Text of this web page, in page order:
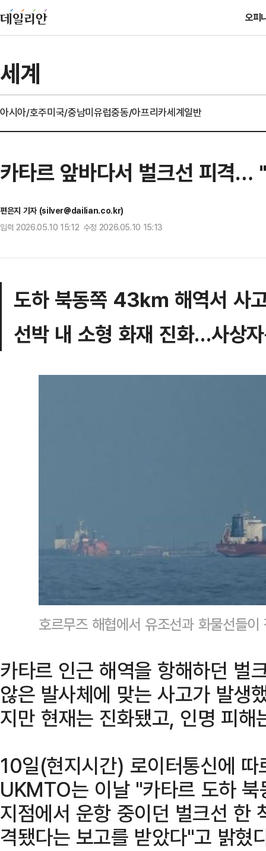
오피
세계
아시아/호주미국/중남미유럽중동/아프리카세계일반
카타르 앞바다서 벌크선 피격…
편은지 기자 (silver@dailian.co.kr)
입력 2026.05.10 15:12 수정 2026.05.10 15:13
도하 북동쪽 43㎞ 해역서 사
선박 내 소형 화재 진화…사상
호르무즈 해협에서 유조선과 화물선들
카타르 인근 해역을 항해하던 벌
않은 발사체에 맞는 사고가 발생
지만 현재는 진화됐고, 인명 피
10일(현지시간) 로이터통신에
UKMTO는 이날 "카타르 도하
지점에서 운항 중이던 벌크선 한
격됐다는 보고를 받았다"고 밝혔